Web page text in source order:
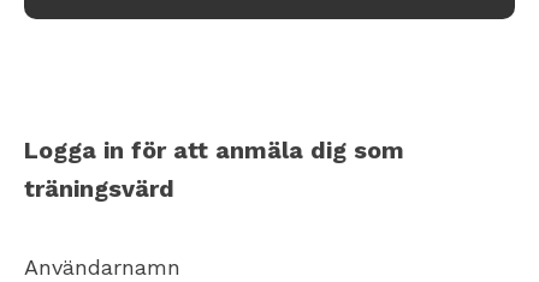
Logga in för att anmäla dig som
träningsvärd
Användarnamn